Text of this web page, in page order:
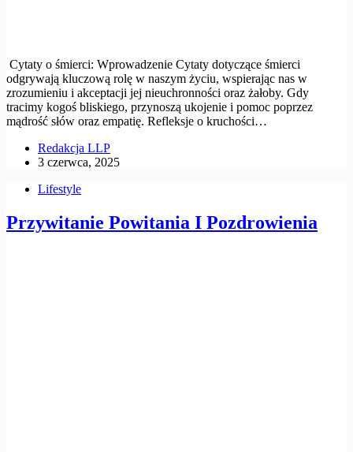
Cytaty o śmierci: Wprowadzenie Cytaty dotyczące śmierci
odgrywają kluczową rolę w naszym życiu, wspierając nas w
zrozumieniu i akceptacji jej nieuchronności oraz żałoby. Gdy
tracimy kogoś bliskiego, przynoszą ukojenie i pomoc poprzez
mądrość słów oraz empatię. Refleksje o kruchości…
Redakcja LLP
3 czerwca, 2025
Lifestyle
Przywitanie Powitania I Pozdrowienia